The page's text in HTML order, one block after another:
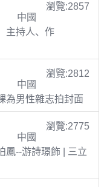
瀏覽:2857
中國
主持人、作
瀏覽:2812
中國
為男性雜志拍封面
瀏覽:2775
中國
鳳--游詩璟飾 | 三立